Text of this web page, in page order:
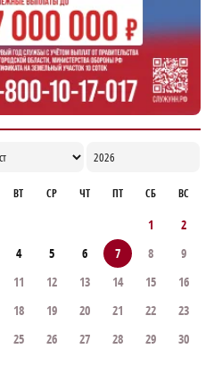
ВТ СР ЧТ ПТ СБ ВС
1
2
4 5 6 7 8
9
11 12 13 14 15
16
18 19 20 21 22
23
25 26 27 28 29
30